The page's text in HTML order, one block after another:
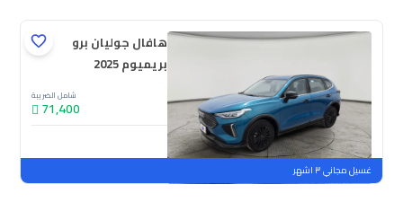
هافال جوليان برو
بريميوم 2025
شامل الضريبة
71,400
جديدة
ملوحة
غسيل مجاني ٣ اشهر